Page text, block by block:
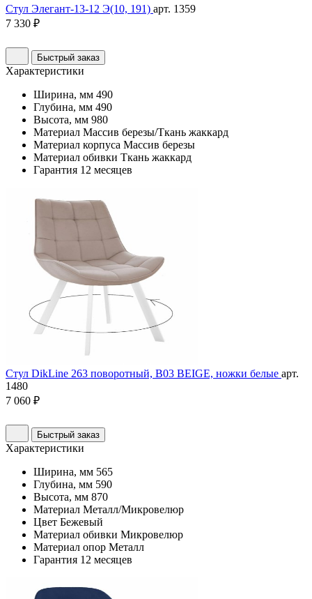
Стул Элегант-13-12 Э(10, 191) арт. 1359
7 330 ₽
Быстрый заказ
Характеристики
Ширина, мм 490
Глубина, мм 490
Высота, мм 980
Материал Массив березы/Ткань жаккард
Материал корпуса Массив березы
Материал обивки Ткань жаккард
Гарантия 12 месяцев
Стул DikLine 263 поворотный, B03 BEIGE, ножки белые арт.
1480
7 060 ₽
Быстрый заказ
Характеристики
Ширина, мм 565
Глубина, мм 590
Высота, мм 870
Материал Металл/Микровелюр
Цвет Бежевый
Материал обивки Микровелюр
Материал опор Металл
Гарантия 12 месяцев